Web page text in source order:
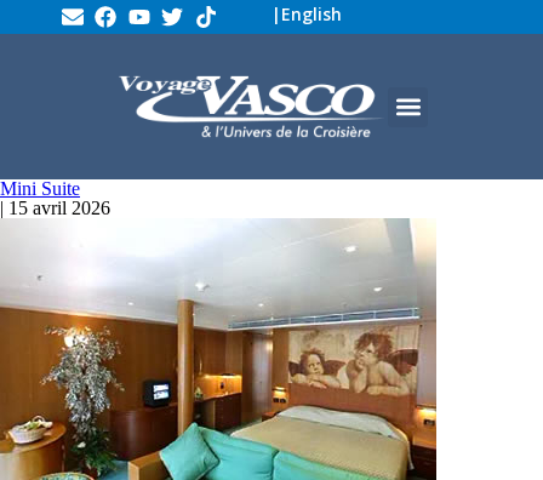
| English
Mini Suite
| 15 avril 2026